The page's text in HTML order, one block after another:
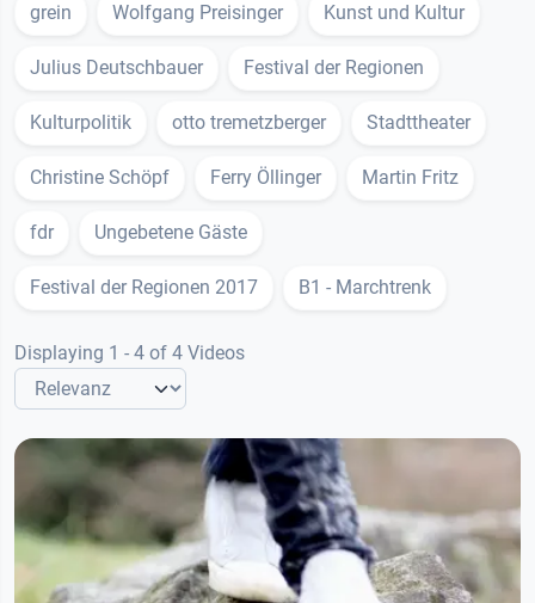
grein Wolfgang Preisinger Kunst und Kultur
Julius Deutschbauer Festival der Regionen
Kulturpolitik otto tremetzberger Stadttheater
Christine Schöpf Ferry Öllinger Martin Fritz
fdr Ungebetene Gäste
Festival der Regionen 2017 B1 - Marchtrenk
Displaying 1 - 4 of 4 Videos